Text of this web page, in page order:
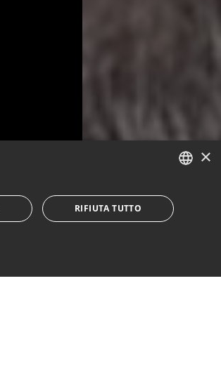
ENGLISH
×
RIFIUTA TUTTO